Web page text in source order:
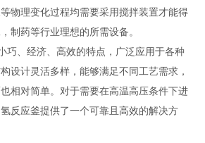
物理变化过程均需要采用搅拌装置才能得
制药等行业理想的所需设备。
巧、经济、高效的特点，广泛应用于各种
设计灵活多样，能够满足不同工艺需求，
相对简单。对于需要在高温高压条件下进
反应釜提供了一个可靠且高效的解决方